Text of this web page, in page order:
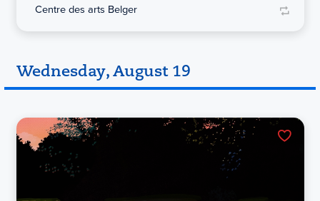
Centre des arts Belger
Wednesday, August 19